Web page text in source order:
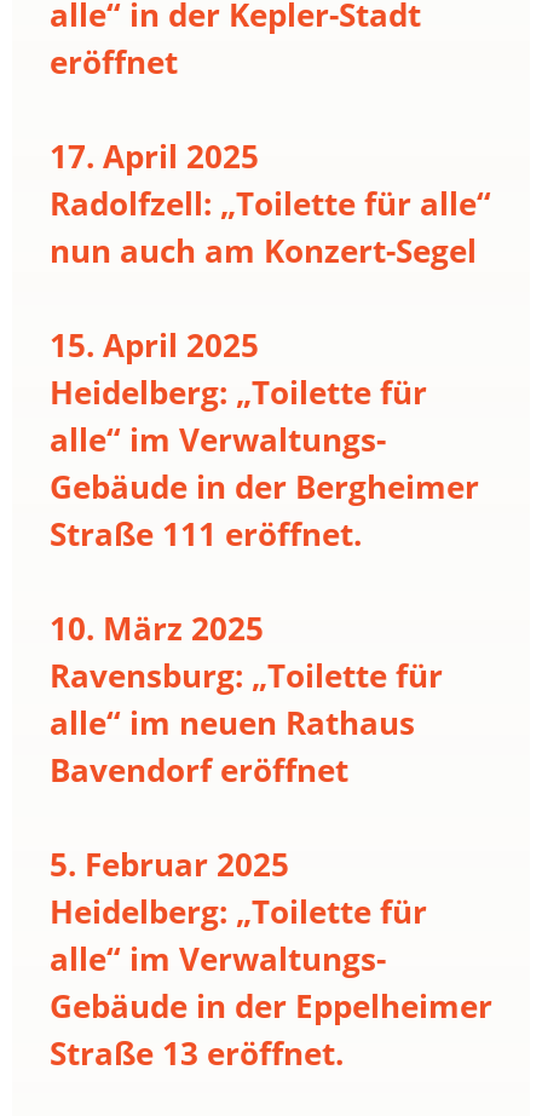
alle“ in der Kepler-Stadt
eröffnet
17. April 2025
Radolfzell: „Toilette für alle“
nun auch am Konzert-Segel
15. April 2025
Heidelberg: „Toilette für
alle“ im Verwaltungs-
Gebäude in der Bergheimer
Straße 111 eröffnet.
10. März 2025
Ravensburg: „Toilette für
alle“ im neuen Rathaus
Bavendorf eröffnet
5. Februar 2025
Heidelberg: „Toilette für
alle“ im Verwaltungs-
Gebäude in der Eppelheimer
Straße 13 eröffnet.